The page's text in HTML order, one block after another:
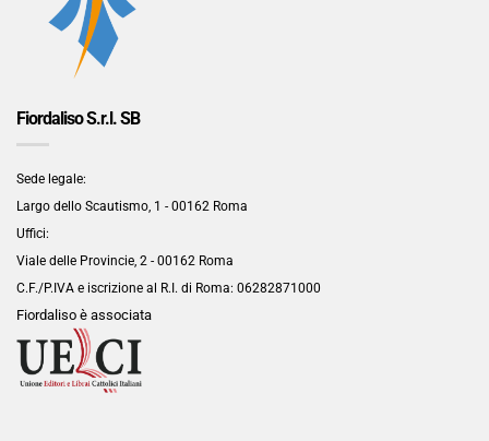
Fiordaliso S.r.l. SB
Sede legale:
Largo dello Scautismo, 1 - 00162 Roma
Uffici:
Viale delle Provincie, 2 - 00162 Roma
C.F./P.IVA e iscrizione al R.I. di Roma: 06282871000
Fiordaliso è associata